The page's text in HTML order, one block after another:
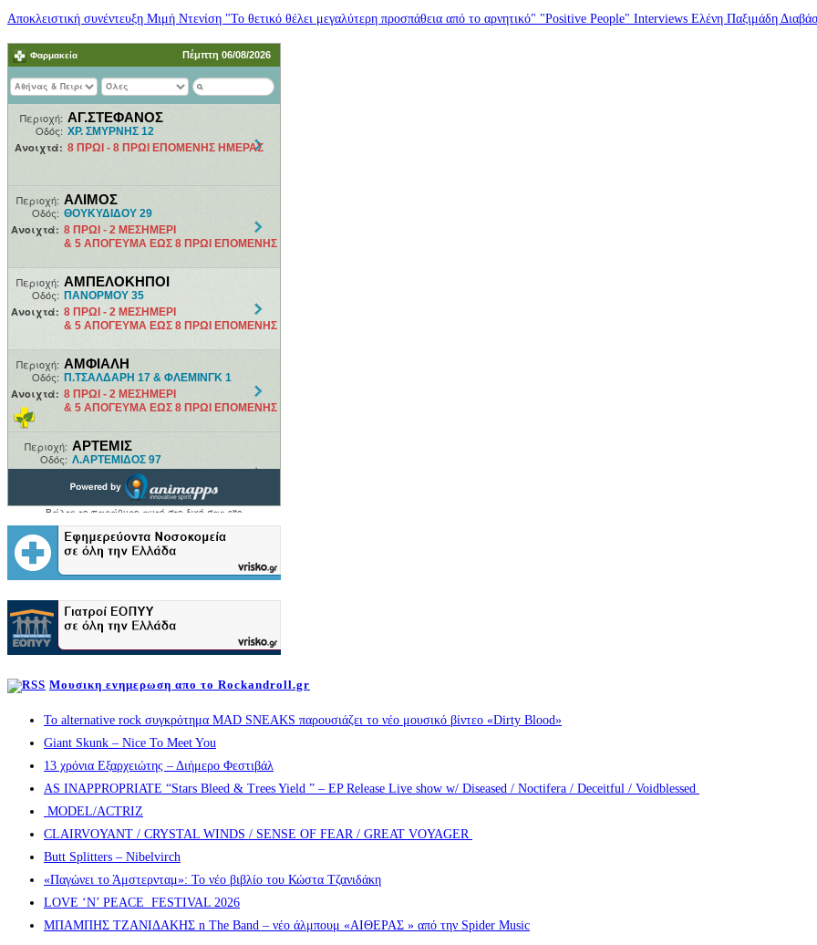
Αποκλειστική συνέντευξη Μιμή Ντενίση "Το θετικό θέλει μεγαλύτερη προσπάθεια από το αρνητικό" "Positive People" Interviews Ελένη Παξιμάδη
Μουσικη ενημερωση απο το Rockandroll.gr
Το alternative rock συγκρότημα MAD SNEAKS παρουσιάζει το νέο μουσικό βίντεο «Dirty Blood»
Giant Skunk – Nice To Meet You
13 χρόνια Εξαρχειώτης – Διήμερο Φεστιβάλ
AS INAPPROPRIATE “Stars Bleed & Trees Yield ” – EP Release Live show w/ Diseased / Noctifera / Deceitful / Voidblessed
MODEL/ACTRIZ
CLAIRVOYANT / CRYSTAL WINDS / SENSE OF FEAR / GREAT VOYAGER
Butt Splitters – Nibelvirch
«Παγώνει το Άμστερνταμ»: Το νέο βιβλίο του Κώστα Τζανιδάκη
LOVE ‘N’ PEACE FESTIVAL 2026
ΜΠΑΜΠΗΣ ΤΖΑΝΙΔΑΚΗΣ n The Band – νέο άλμπουμ «ΑΙΘΕΡΑΣ » από την Spider Music